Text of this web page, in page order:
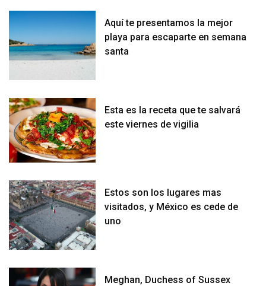
Aquí te presentamos la mejor
playa para escaparte en semana
santa
Esta es la receta que te salvará
este viernes de vigilia
Estos son los lugares mas
visitados, y México es cede de
uno
Meghan, Duchess of Sussex